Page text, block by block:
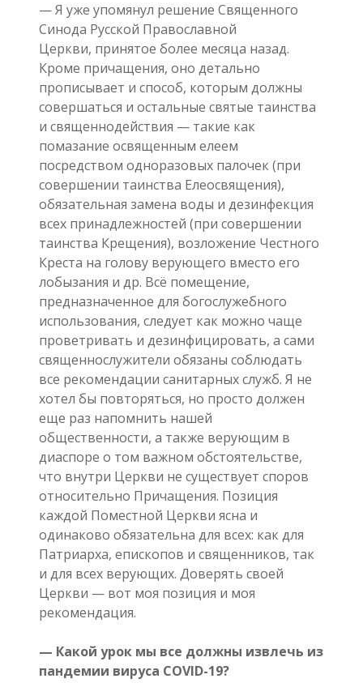
— Я уже упомянул решение Священного
Синода Русской Православной
Церкви, принятое более месяца назад.
Кроме причащения, оно детально
прописывает и способ, которым должны
совершаться и остальные святые таинства
и священнодействия — такие как
помазание освященным елеем
посредством одноразовых палочек (при
совершении таинства Елеосвящения),
обязательная замена воды и дезинфекция
всех принадлежностей (при совершении
таинства Крещения), возложение Честного
Креста на голову верующего вместо его
лобызания и др. Всё помещение,
предназначенное для богослужебного
использования, следует как можно чаще
проветривать и дезинфицировать, а сами
священнослужители обязаны соблюдать
все рекомендации санитарных служб. Я не
хотел бы повторяться, но просто должен
еще раз напомнить нашей
общественности, а также верующим в
диаспоре о том важном обстоятельстве,
что внутри Церкви не существует споров
относительно Причащения. Позиция
каждой Поместной Церкви ясна и
одинаково обязательна для всех: как для
Патриарха, епископов и священников, так
и для всех верующих. Доверять своей
Церкви — вот моя позиция и моя
рекомендация.
— Какой урок мы все должны извлечь из
пандемии вируса COVID-19?